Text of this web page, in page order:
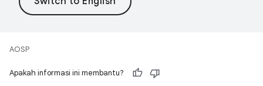
AOSP
Apakah informasi ini membantu?